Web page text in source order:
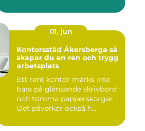
01. jun
Kontorsstäd Åkersberga så
skapar du en ren och trygg
arbetsplats
Ett rent kontor märks inte
bara på glänsande skrivbord
och tomma papperskorgar.
Det påverkar också h...